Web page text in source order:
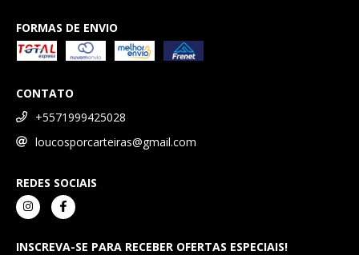
FORMAS DE ENVIO
CONTATO
+5571999425028
loucosporcarteiras@gmail.com
REDES SOCIAIS
INSCREVA-SE PARA RECEBER OFERTAS ESPECIAIS!